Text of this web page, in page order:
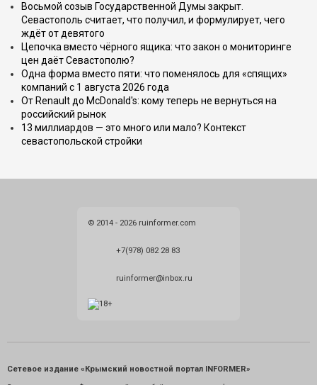
Восьмой созыв Государственной Думы закрыт.
Севастополь считает, что получил, и формулирует, чего
ждёт от девятого
Цепочка вместо чёрного ящика: что закон о мониторинге
цен даёт Севастополю?
Одна форма вместо пяти: что поменялось для «спящих»
компаний с 1 августа 2026 года
От Renault до McDonald's: кому теперь не вернуться на
российский рынок
13 миллиардов — это много или мало? Контекст
севастопольской стройки
© 2014 - 2026 ruinformer.com
+7(978) 082 28 83
ruinformer@inbox.ru
Сетевое издание «Крымский новостной портал INFORMER»